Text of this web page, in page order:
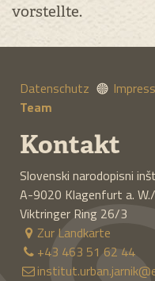
vorstellte.
Datenschutz
Team
Kontakt
Slovenski narodopisni
A-9020 Klagenfurt a.
Viktringer Ring 26/3
Zur Landkarte
+43 463 51 62 44